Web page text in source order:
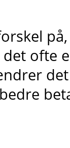
ofte
det